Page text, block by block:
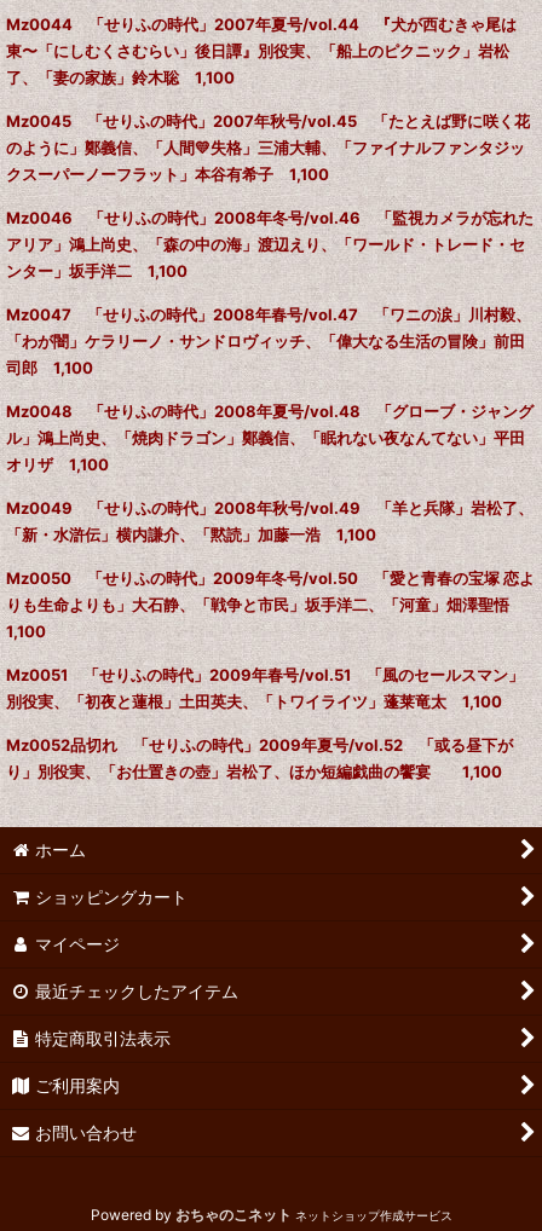
Mz0044 「せりふの時代」2007年夏号/vol.44 『犬が西むきゃ尾は
東〜「にしむくさむらい」後日譚』別役実、「船上のピクニック」岩松
了、「妻の家族」鈴木聡 1,100
Mz0045 「せりふの時代」2007年秋号/vol.45 「たとえば野に咲く花
のように」鄭義信、「人間💛失格」三浦大輔、「ファイナルファンタジッ
クスーパーノーフラット」本谷有希子 1,100
Mz0046 「せりふの時代」2008年冬号/vol.46 「監視カメラが忘れた
アリア」鴻上尚史、「森の中の海」渡辺えり、「ワールド・トレード・セ
ンター」坂手洋二 1,100
Mz0047 「せりふの時代」2008年春号/vol.47 「ワニの涙」川村毅、
「わが闇」ケラリーノ・サンドロヴィッチ、「偉大なる生活の冒険」前田
司郎 1,100
Mz0048 「せりふの時代」2008年夏号/vol.48 「グローブ・ジャング
ル」鴻上尚史、「焼肉ドラゴン」鄭義信、「眠れない夜なんてない」平田
オリザ 1,100
Mz0049 「せりふの時代」2008年秋号/vol.49 「羊と兵隊」岩松了、
「新・水滸伝」横内謙介、「黙読」加藤一浩 1,100
Mz0050 「せりふの時代」2009年冬号/vol.50 「愛と青春の宝塚 恋よ
りも生命よりも」大石静、「戦争と市民」坂手洋二、「河童」畑澤聖悟
1,100
Mz0051 「せりふの時代」2009年春号/vol.51 「風のセールスマン」
別役実、「初夜と蓮根」土田英夫、「トワイライツ」蓬莱竜太 1,100
Mz0052品切れ 「せりふの時代」2009年夏号/vol.52 「或る昼下が
り」別役実、「お仕置きの壺」岩松了、ほか短編戯曲の饗宴 1,100
ホーム
ショッピングカート
マイページ
最近チェックしたアイテム
特定商取引法表示
ご利用案内
お問い合わせ
Powered by おちゃのこネット ネットショップ作成サービス